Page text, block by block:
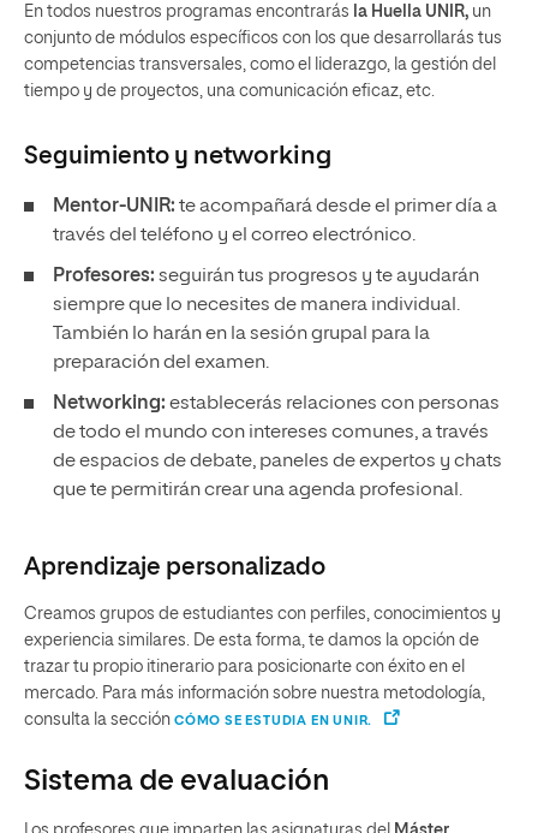
En todos nuestros programas encontrarás la Huella UNIR, un
conjunto de módulos específicos con los que desarrollarás tus
competencias transversales, como el liderazgo, la gestión del
tiempo y de proyectos, una comunicación eficaz, etc.
Seguimiento y networking
Mentor-UNIR: te acompañará desde el primer día a
través del teléfono y el correo electrónico.
Profesores: seguirán tus progresos y te ayudarán
siempre que lo necesites de manera individual.
También lo harán en la sesión grupal para la
preparación del examen.
Networking: establecerás relaciones con personas
de todo el mundo con intereses comunes, a través
de espacios de debate, paneles de expertos y chats
que te permitirán crear una agenda profesional.
Aprendizaje personalizado
Creamos grupos de estudiantes con perfiles, conocimientos y
experiencia similares. De esta forma, te damos la opción de
trazar tu propio itinerario para posicionarte con éxito en el
mercado. Para más información sobre nuestra metodología,
consulta la sección CÓMO SE ESTUDIA EN UNIR.
Sistema de evaluación